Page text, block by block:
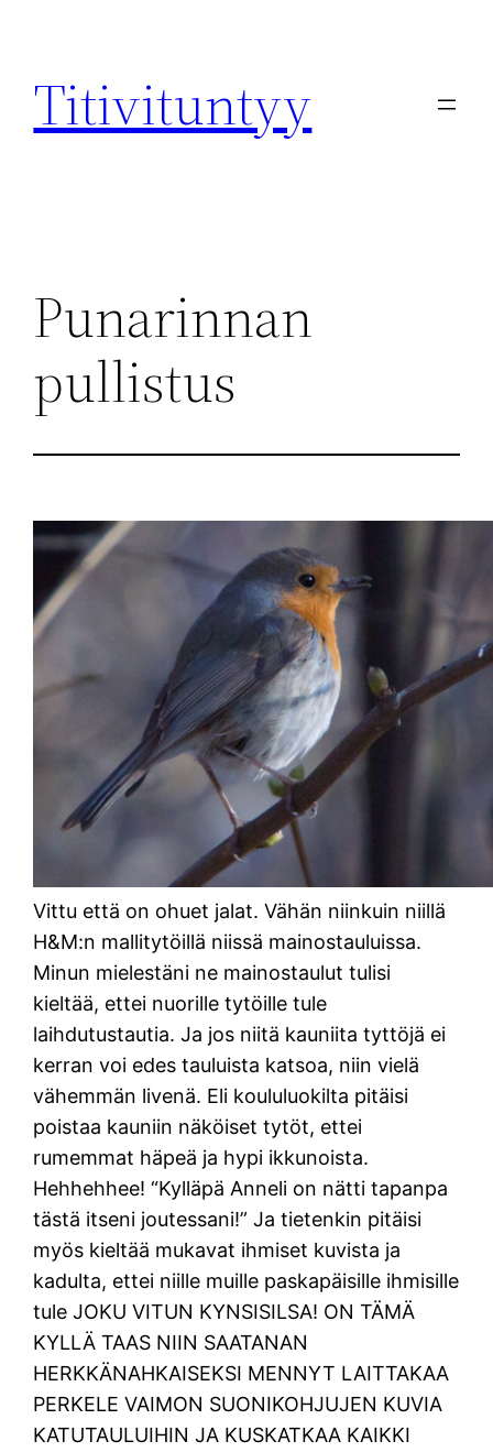
content
Titivituntyy
Punarinnan
pullistus
Vittu että on ohuet jalat. Vähän niinkuin niillä
H&M:n mallitytöillä niissä mainostauluissa.
Minun mielestäni ne mainostaulut tulisi
kieltää, ettei nuorille tytöille tule
laihdutustautia. Ja jos niitä kauniita tyttöjä ei
kerran voi edes tauluista katsoa, niin vielä
vähemmän livenä. Eli koululuokilta pitäisi
poistaa kauniin näköiset tytöt, ettei
rumemmat häpeä ja hypi ikkunoista.
Hehhehhee! “Kylläpä Anneli on nätti tapanpa
tästä itseni joutessani!” Ja tietenkin pitäisi
myös kieltää mukavat ihmiset kuvista ja
kadulta, ettei niille muille paskapäisille ihmisille
tule JOKU VITUN KYNSISILSA! ON TÄMÄ
KYLLÄ TAAS NIIN SAATANAN
HERKKÄNAHKAISEKSI MENNYT LAITTAKAA
PERKELE VAIMON SUONIKOHJUJEN KUVIA
KATUTAULUIHIN JA KUSKATKAA KAIKKI